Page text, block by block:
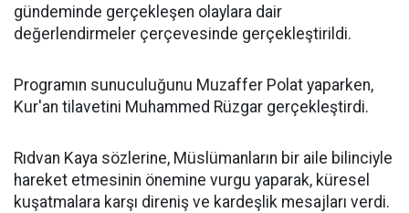
gündeminde gerçekleşen olaylara dair
değerlendirmeler çerçevesinde gerçekleştirildi.
Programın sunuculuğunu Muzaffer Polat yaparken,
Kur'an tilavetini Muhammed Rüzgar gerçekleştirdi.
Rıdvan Kaya sözlerine, Müslümanların bir aile bilinciyle
hareket etmesinin önemine vurgu yaparak, küresel
kuşatmalara karşı direniş ve kardeşlik mesajları verdi.